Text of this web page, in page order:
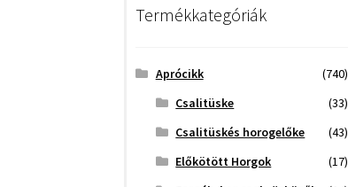
Termékkategóriák
Aprócikk
(740)
Csalitüske
(33)
Csalitüskés horogelőke
(43)
Előkötött Horgok
(17)